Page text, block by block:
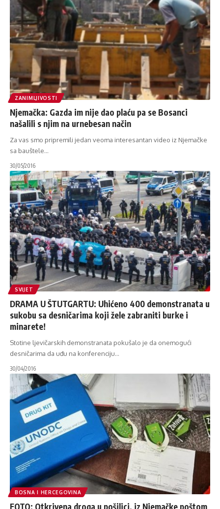
ZANIMLJIVOSTI
Njemačka: Gazda im nije dao plaću pa se Bosanci
našalili s njim na urnebesan način
Za vas smo pripremili jedan veoma interesantan video iz Njemačke
sa bauštele…
30/05/2016
SVIJET
DRAMA U ŠTUTGARTU: Uhićeno 400 demonstranata u
sukobu sa desničarima koji žele zabraniti burke i
minarete!
Stotine ljevičarskih demonstranata pokušalo je da onemogući
desničarima da uđu na konferenciju…
30/04/2016
BOSNA I HERCEGOVINA
FOTO: Otkrivena droga u pošiljci, iz Njemačke poštom